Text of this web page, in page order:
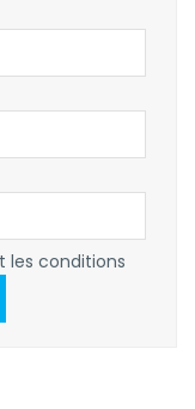
les conditions